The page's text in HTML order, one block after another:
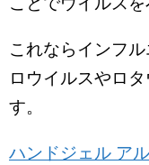
これならインフ
ロウイルスやロ
す。
ハンドジェル ア